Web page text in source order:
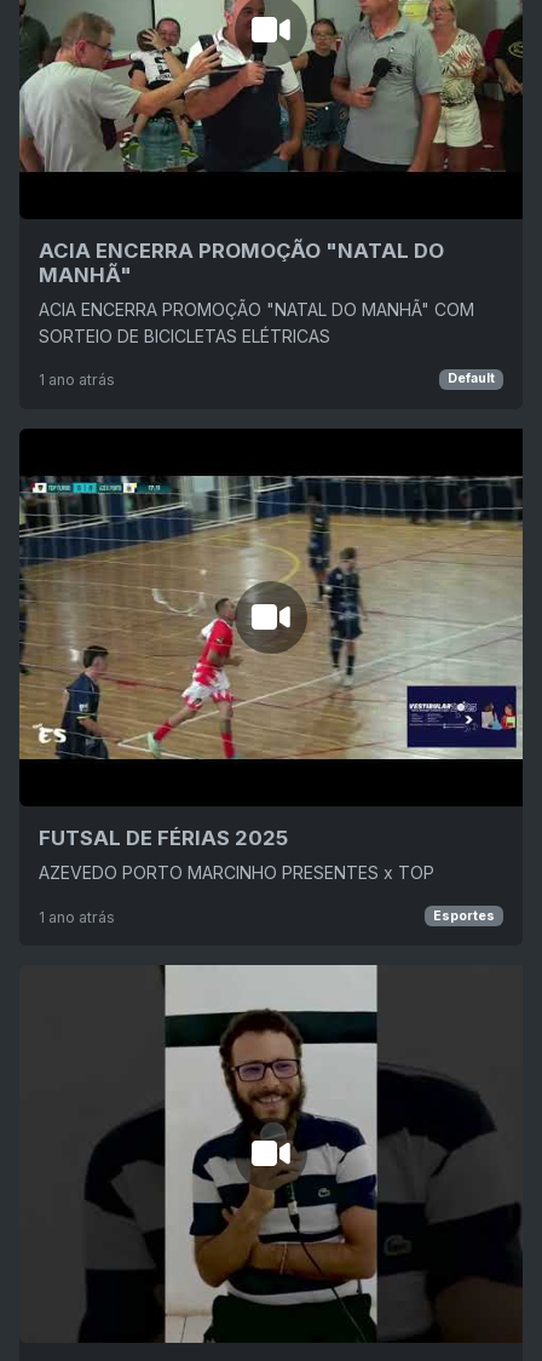
ACIA ENCERRA PROMOÇÃO "NATAL DO
MANHÃ"
ACIA ENCERRA PROMOÇÃO "NATAL DO MANHÃ" COM
SORTEIO DE BICICLETAS ELÉTRICAS
1 ano atrás Default
FUTSAL DE FÉRIAS 2025
AZEVEDO PORTO MARCINHO PRESENTES x TOP
1 ano atrás Esportes